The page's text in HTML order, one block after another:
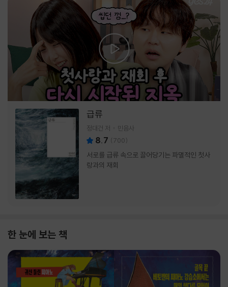
급류
정대건 저 민음사
8.7 (700)
서로를 급류 속으로 끌어당기는 파멸적인 첫사
랑과의 재회
한 눈에 보는 책